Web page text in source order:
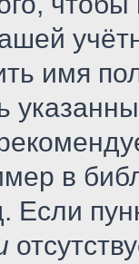
имя
в
Если